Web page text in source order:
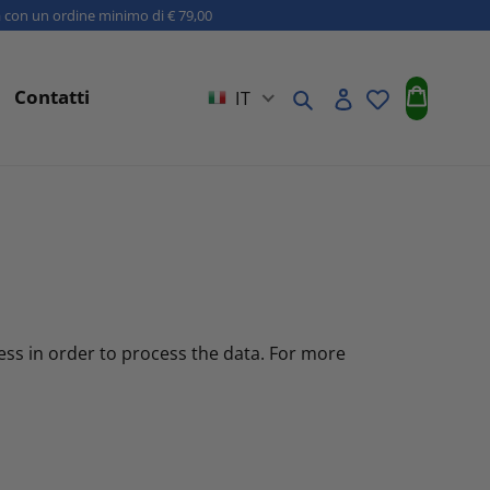
un ordine minimo di € 79,00
Contatti IT Cerca Accedi
in order to process the data. For more